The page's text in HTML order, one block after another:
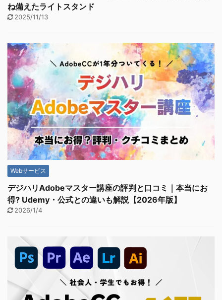
ね備えたライトスタンド
2025/11/13
Webサービス
デジハリAdobeマスター講座の評判と口コミ｜本当にお
得? Udemy・公式との違いも解説【2026年版】
2026/1/4